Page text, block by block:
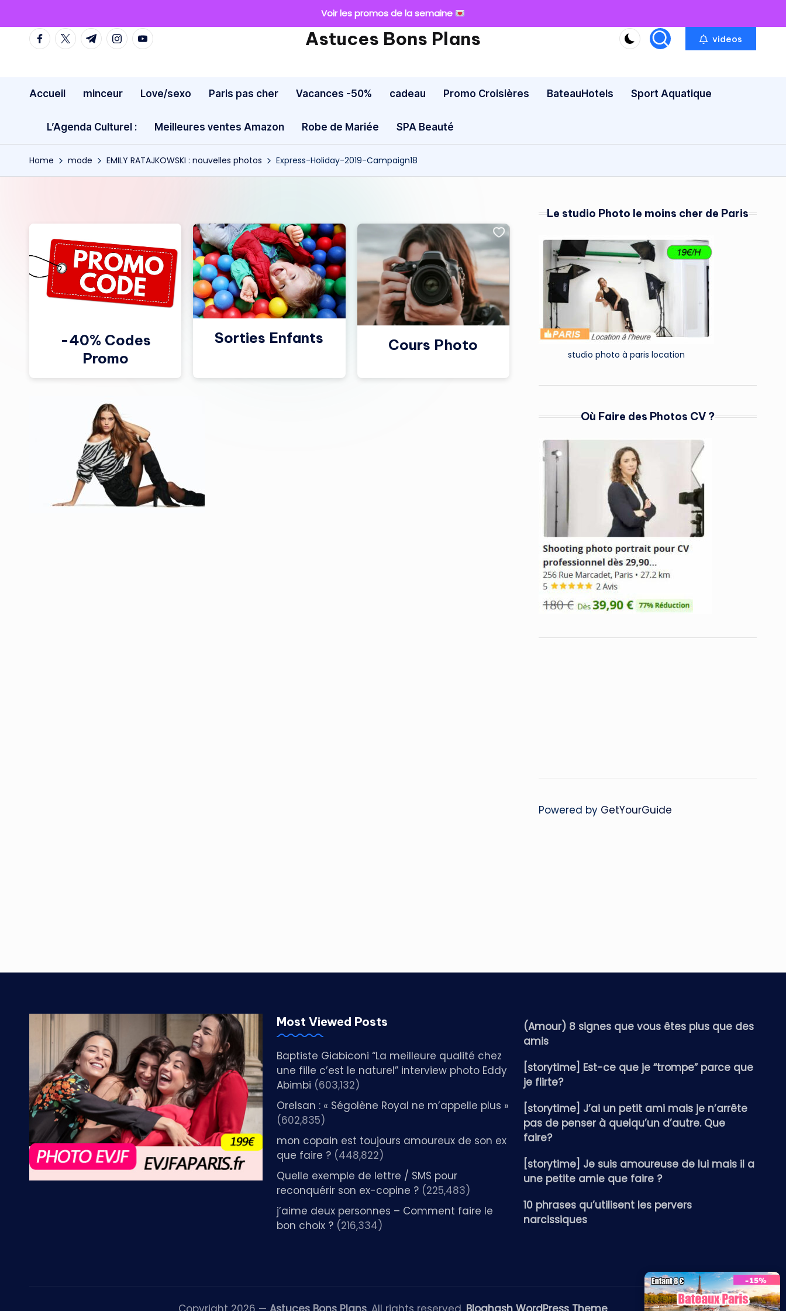
Skip
facebook.com
twitter.com
t.me instagram.com
youtube.com Astuces Bons Plans videos
Accueil minceur Love/sexo Paris pas cher Vacances -50% cadeau Promo Croisières BateauHotels Sport Aquatique
L’Agenda Culturel : Meilleures ventes Amazon Robe de Mariée SPA Beauté
Home mode EMILY RATAJKOWSKI : nouvelles photos Express-Holiday-2019-Campaign18
-40% Codes
Promo
Sorties Enfants Cours Photo
Le studio Photo le moins cher de Paris
studio photo à paris location
Où Faire des Photos CV ?
Powered by GetYourGuide
Most Viewed Posts
Baptiste Giabiconi “La meilleure qualité chez
une fille c’est le naturel” interview photo Eddy
Abimbi (603,132)
Orelsan : « Ségolène Royal ne m’appelle plus »
(602,835)
mon copain est toujours amoureux de son ex
que faire ? (448,822)
Quelle exemple de lettre / SMS pour
reconquérir son ex-copine ? (225,483)
j’aime deux personnes – Comment faire le
bon choix ? (216,334)
(Amour) 8 signes que vous êtes plus que des
amis
[storytime] Est-ce que je “trompe” parce que
je flirte?
[storytime] J’ai un petit ami mais je n’arrête
pas de penser à quelqu’un d’autre. Que
faire?
[storytime] Je suis amoureuse de lui mais il a
une petite amie que faire ?
10 phrases qu’utilisent les pervers
narcissiques
Voir les promos de la semaine